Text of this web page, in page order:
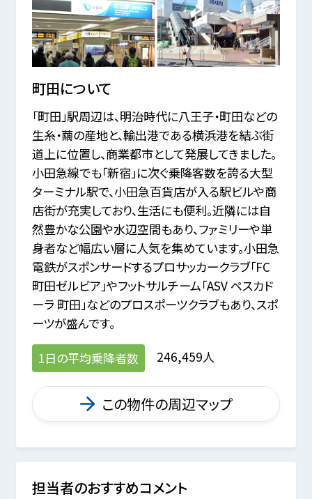
町田について
「町田」駅周辺は、明治時代に八王子・町田などの
生糸・繭の産地と、輸出港である横浜港を結ぶ街
道上に位置し、商業都市として発展してきました。
小田急線でも「新宿」に次ぐ乗降客数を誇る大型
ターミナル駅で、小田急百貨店が入る駅ビルや商
店街が充実しており、生活にも便利。近隣には自
然豊かな公園や水辺空間もあり、ファミリーや単
身者など幅広い層に人気を集めています。小田急
電鉄がスポンサードするプロサッカークラブ「FC
町田ゼルビア」やフットサルチーム「ASV ペスカド
ーラ 町田」などのプロスポーツクラブもあり、スポ
ーツが盛んです。
1日の平均乗降者数 246,459人
この物件の周辺マップ
担当者のおすすめコメント